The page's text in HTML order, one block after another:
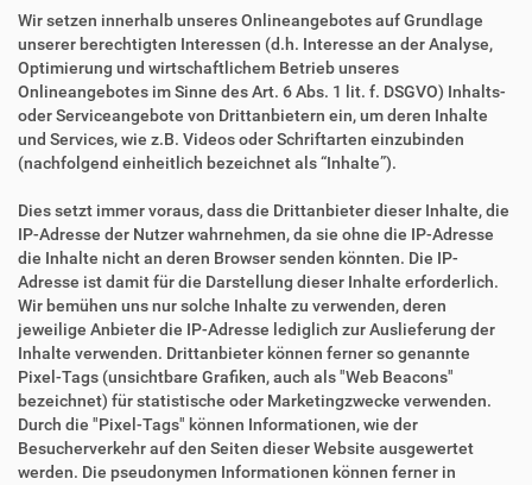
Wir setzen innerhalb unseres Onlineangebotes auf Grundlage
unserer berechtigten Interessen (d.h. Interesse an der Analyse,
Optimierung und wirtschaftlichem Betrieb unseres
Onlineangebotes im Sinne des Art. 6 Abs. 1 lit. f. DSGVO) Inhalts-
oder Serviceangebote von Drittanbietern ein, um deren Inhalte
und Services, wie z.B. Videos oder Schriftarten einzubinden
(nachfolgend einheitlich bezeichnet als “Inhalte”).
Dies setzt immer voraus, dass die Drittanbieter dieser Inhalte, die
IP-Adresse der Nutzer wahrnehmen, da sie ohne die IP-Adresse
die Inhalte nicht an deren Browser senden könnten. Die IP-
Adresse ist damit für die Darstellung dieser Inhalte erforderlich.
Wir bemühen uns nur solche Inhalte zu verwenden, deren
jeweilige Anbieter die IP-Adresse lediglich zur Auslieferung der
Inhalte verwenden. Drittanbieter können ferner so genannte
Pixel-Tags (unsichtbare Grafiken, auch als "Web Beacons"
bezeichnet) für statistische oder Marketingzwecke verwenden.
Durch die "Pixel-Tags" können Informationen, wie der
Besucherverkehr auf den Seiten dieser Website ausgewertet
werden. Die pseudonymen Informationen können ferner in